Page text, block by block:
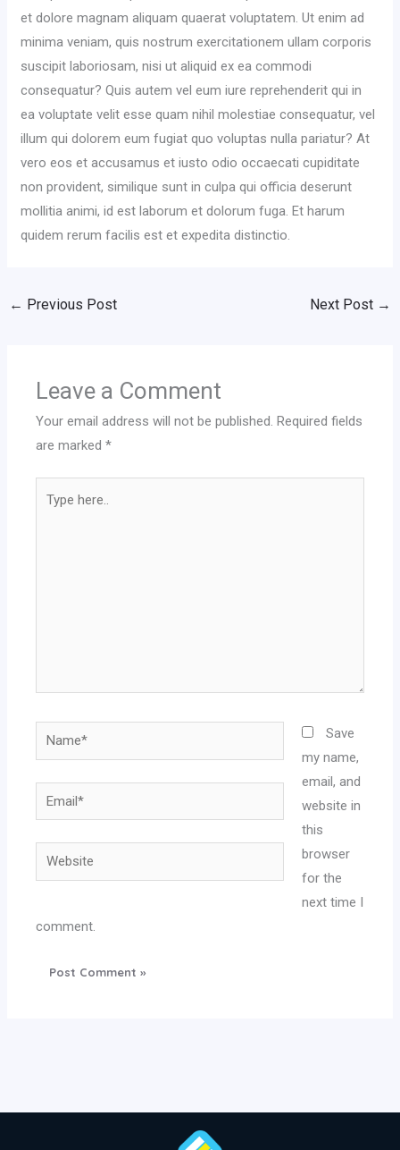
et dolore magnam aliquam quaerat voluptatem. Ut enim ad
minima veniam, quis nostrum exercitationem ullam corporis
suscipit laboriosam, nisi ut aliquid ex ea commodi
consequatur? Quis autem vel eum iure reprehenderit qui in
ea voluptate velit esse quam nihil molestiae consequatur, vel
illum qui dolorem eum fugiat quo voluptas nulla pariatur? At
vero eos et accusamus et iusto odio occaecati cupiditate
non provident, similique sunt in culpa qui officia deserunt
mollitia animi, id est laborum et dolorum fuga. Et harum
quidem rerum facilis est et expedita distinctio.
← Previous Post Next Post →
Leave a Comment
Your email address will not be published. Required fields
are marked*
here..
Name*
Email*
Website
Save
my name,
email, and
website in
this
browser
for the
next time I
comment.